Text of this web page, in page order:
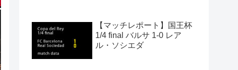
【マッチレポート】国王杯
1/4 final バルサ 1-0 レア
ル・ソシエダ